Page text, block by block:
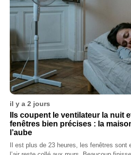
il y a 2 jours
Ils coupent le ventilateur la nuit
fenêtres bien précises : la
l’aube
Il est plus de 23 heures, les fenêtres sont